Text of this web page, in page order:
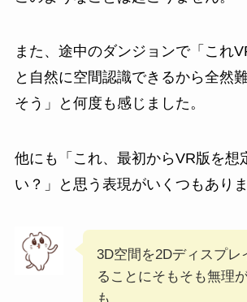
また、途中のダンジョンで「これ
と自然に空間認識できるから全然
そう」と何度も感じました。
他にも「これ、最初からVR版を想
い？」と思う表現がいくつもありま
3D空間を2Dディスプレ
ることにそもそも無理
も